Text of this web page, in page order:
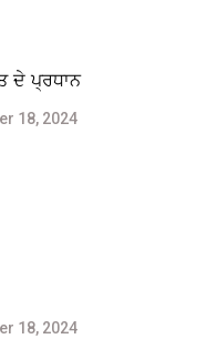
ਦੇ ਪ੍ਰਧਾਨ
18, 2024
18, 2024